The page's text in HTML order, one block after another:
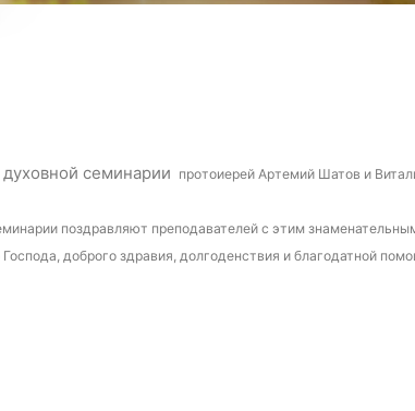
семинарии протоиерей Артемий Шатов и
поздравляют преподавателей с этим
доброго здравия, долгоденствия и благодатной